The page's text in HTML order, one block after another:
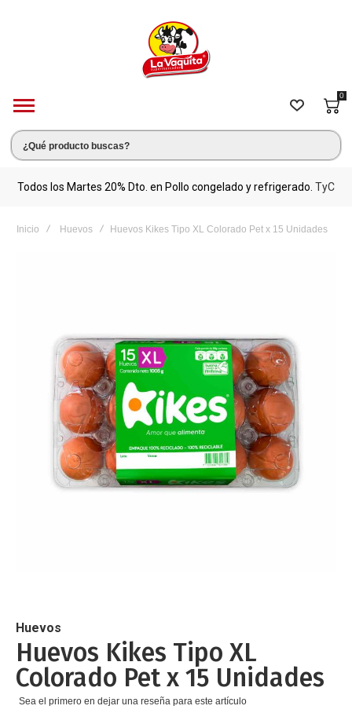
0
Todos los Martes 20% Dto. en Pollo congelado y refrigerado. TyC
Inicio Huevos Huevos Kikes Tipo XL Colorado Pet x 15 Unidades
imágenes
de
la
galería
de
imágenes
Huevos
Huevos Kikes Tipo XL
Colorado Pet x 15 Unidades
Sea el primero en dejar una reseña para este artículo